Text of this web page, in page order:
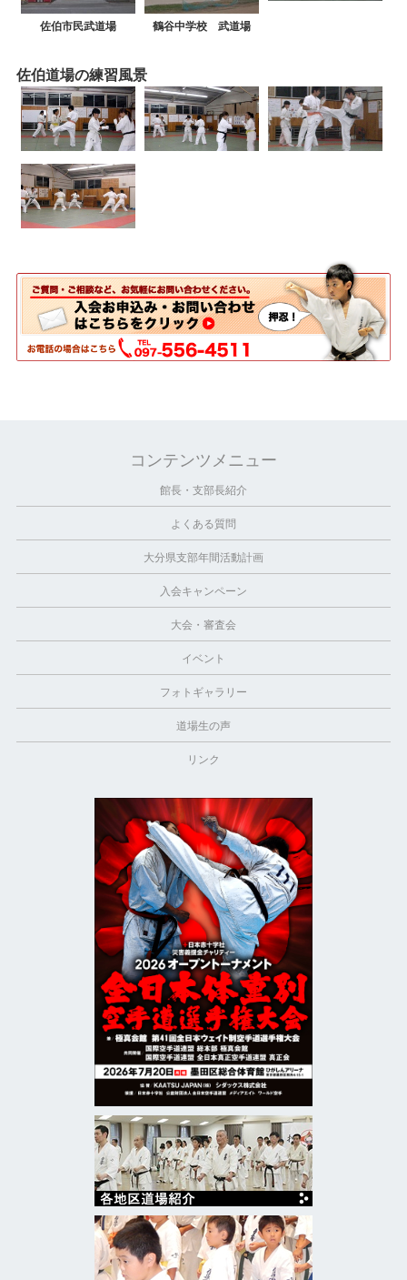
佐伯市民武道場 鶴谷中学校 武道場
佐伯道場の練習風景
コンテンツメニュー
館長・支部長紹介
よくある質問
大分県支部年間活動計画
入会キャンペーン
大会・審査会
イベント
フォトギャラリー
道場生の声
リンク